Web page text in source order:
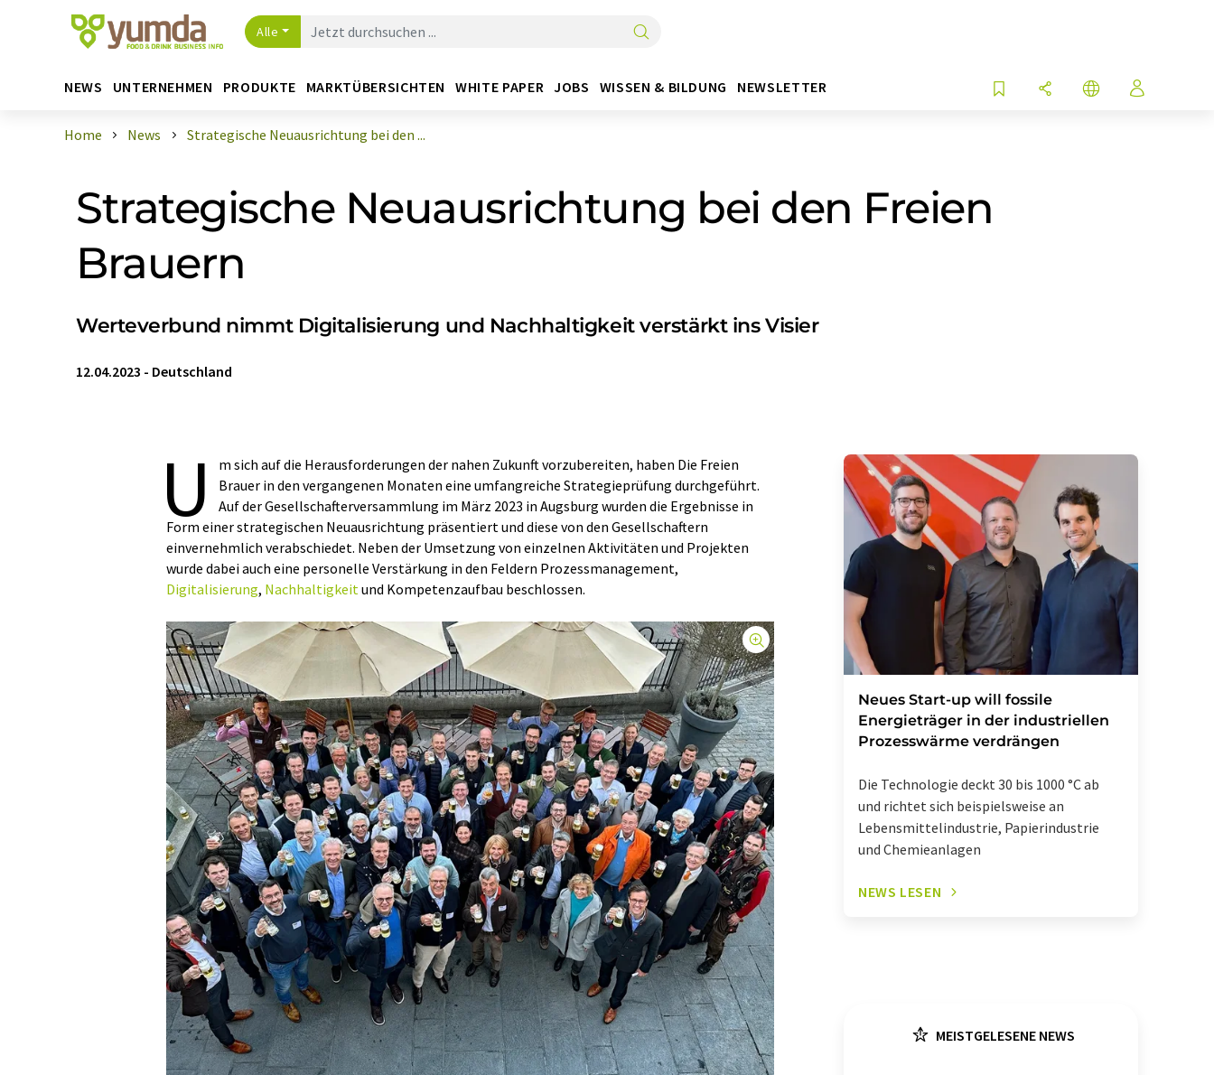
Alle
NEWS UNTERNEHMEN PRODUKTE MARKTÜBERSICHTEN WHITE PAPER JOBS WISSEN & BILDUNG NEWSLETTER
Home News Strategische Neuausrichtung bei den ...
Strategische Neuausrichtung bei den Freien
Brauern
Werteverbund nimmt Digitalisierung und Nachhaltigkeit verstärkt ins Visier
12.04.2023 - Deutschland
U
m sich auf die Herausforderungen der nahen Zukunft vorzubereiten, haben Die Freien
Brauer in den vergangenen Monaten eine umfangreiche Strategieprüfung durchgeführt.
Auf der Gesellschafterversammlung im März 2023 in Augsburg wurden die Ergebnisse in
Form einer strategischen Neuausrichtung präsentiert und diese von den Gesellschaftern
einvernehmlich verabschiedet. Neben der Umsetzung von einzelnen Aktivitäten und Projekten
wurde dabei auch eine personelle Verstärkung in den Feldern Prozessmanagement,
Digitalisierung, Nachhaltigkeitund Kompetenzaufbau beschlossen.
Neues Start-up will fossile
Energieträger in der industriellen
Prozesswärme verdrängen
Die Technologie deckt 30 bis 1000 °C ab
und richtet sich beispielsweise an
Lebensmittelindustrie, Papierindustrie
und Chemieanlagen
NEWS LESEN
MEISTGELESENE NEWS